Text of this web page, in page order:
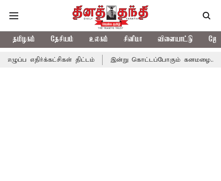
தமிழகம் தேசியம் உலகம் சினிமா விளையாட்டு
திட்டம் இன்று கொட்டப்போகும் கனமழை.. எந்தெந்த